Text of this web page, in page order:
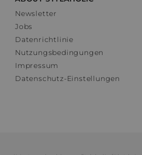
Newsletter
Jobs
Datenrichtlinie
Nutzungsbedingungen
Impressum
Datenschutz-Einstellungen